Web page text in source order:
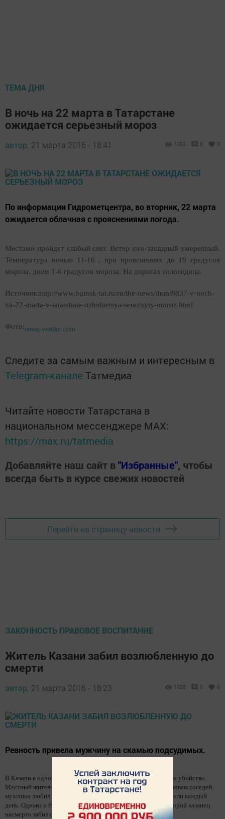
ТЕМА ДНЯ
В ночь на 22 марта в Татарстане
ожидается серьезный мороз
автор, 21 марта 2016 - 18:41 1002 0 0
По информации Гидрометцентра, во вторник, 22 марта
ожидается облачная с прояснениями погода.
Местами пройдет слабый снег. Ветер юго-западный умеренный.
Температура ночью 11-16 , при прояснениях до 19 градусов
мороза, днем 1-6 градусов мороза. На дорогах гололедица.
Источник:http://www.buinsk-tat.ru/ru/the-news/item/8837-v-noch-
na-22-marta-v-tatarstane-ozhidaetsya-sereznyiy-moroz.html
Фото:news-vendor.com
Следите за самым важным и интересным в
Telegram-канале Татмедиа
Читайте новости Татарстана в
национальном мессенджере MАХ:
https://max.ru/tatmedia
Добавляйте наш сайт в"Избранные", чтобы
всегда быть в курсе свежих новостей
Перейти на страницу новости
ЗАКОННОСТЬ ПРАВОВОЕ ВОСПИТАНИЕ
Житель Казани забил возлюбленную до
смерти
автор, 21 марта 2016 - 18:23 1028 0 0
Ревность привела мужчину на скамью подсудимых.
В Казани в одном из домов по улице Сафиуллина произошло убийство.
Местный житель забил насмерть свою сожительницу. По словам соседей,
мужчина любил выпить и скандалы между парой происходили каждый
день. Однако в этот раз ссора переросла в драку, в ходе которой казанец
насмерть забил свою возлюбленную.